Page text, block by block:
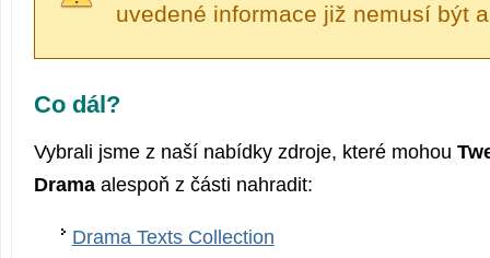
uvedené informace již nemusí být
Co dál?
Vybrali jsme z naší nabídky zdroje, které mohou
Drama alespoň z části nahradit:
Drama Texts Collection